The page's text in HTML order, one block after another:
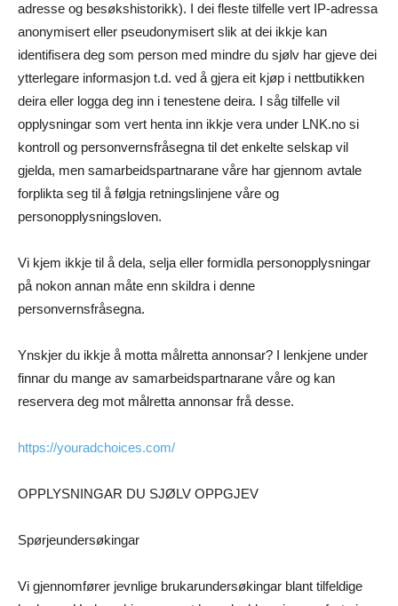
adresse og besøkshistorikk). I dei fleste tilfelle vert IP-adressa
anonymisert eller pseudonymisert slik at dei ikkje kan
identifisera deg som person med mindre du sjølv har gjeve dei
ytterlegare informasjon t.d. ved å gjera eit kjøp i nettbutikken
deira eller logga deg inn i tenestene deira. I såg tilfelle vil
opplysningar som vert henta inn ikkje vera under LNK.no si
kontroll og personvernsfråsegna til det enkelte selskap vil
gjelda, men samarbeidspartnarane våre har gjennom avtale
forplikta seg til å følgja retningslinjene våre og
personopplysningsloven.
Vi kjem ikkje til å dela, selja eller formidla personopplysningar
på nokon annan måte enn skildra i denne
personvernsfråsegna.
Ynskjer du ikkje å motta målretta annonsar? I lenkjene under
finnar du mange av samarbeidspartnarane våre og kan
reservera deg mot målretta annonsar frå desse.
https://youradchoices.com/
OPPLYSNINGAR DU SJØLV OPPGJEV
Spørjeundersøkingar
Vi gjennomfører jevnlige brukarundersøkingar blant tilfeldige